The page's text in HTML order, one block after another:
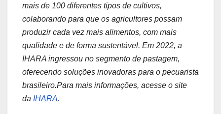
mais de 100 diferentes tipos de cultivos,
colaborando para que os agricultores possam
produzir cada vez mais alimentos, com mais
qualidade e de forma sustentável. Em 2022, a
IHARA ingressou no segmento de pastagem,
oferecendo soluções inovadoras para o pecuarista
brasileiro.Para mais informações, acesse o site
da IHARA.